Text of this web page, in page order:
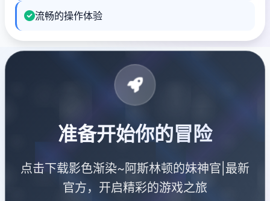
流畅的操作体验
准备开始你的冒险
点击下载影色渐染~阿斯林顿的妹神官|最新
官方，开启精彩的游戏之旅